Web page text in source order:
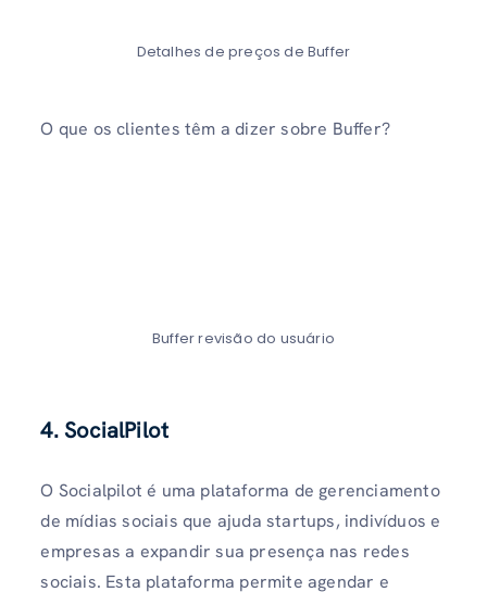
Detalhes de preços de Buffer
O que os clientes têm a dizer sobre Buffer?
Buffer revisão do usuário
4.SocialPilot
O Socialpilot é uma plataforma de gerenciamento
de mídias sociais que ajuda startups, indivíduos e
empresas a expandir sua presença nas redes
sociais. Esta plataforma permite agendar e